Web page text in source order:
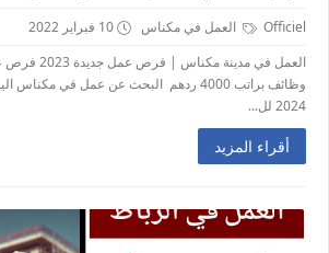
Officiel العمل في مكناس
10 فبراير 2022
وظائف براتب 4000 ردهم البحث عن عمل في
2024 لل...
أقراء المزيد